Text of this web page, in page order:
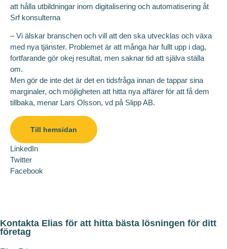
att hålla utbildningar inom digitalisering och automatisering åt
Srf konsulterna
– Vi älskar branschen och vill att den ska utvecklas och växa
med nya tjänster. Problemet är att många har fullt upp i dag,
fortfarande gör okej resultat, men saknar tid att själva ställa
om.
Men gör de inte det är det en tidsfråga innan de tappar sina
marginaler, och möjligheten att hitta nya affärer för att få dem
tillbaka, menar Lars Olsson, vd på Slipp AB.
Till hemsidan
LinkedIn
Twitter
Facebook
Kontakta Elias för att hitta bästa lösningen för ditt
företag